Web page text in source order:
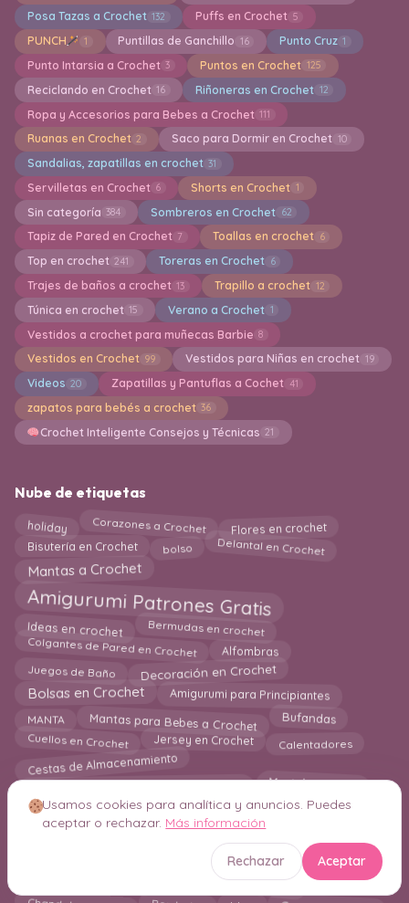
Posa Tazas a Crochet 132 Puffs en Crochet 5
PUNCH 1 Puntillas de Ganchillo 16 Punto Cruz 1
Punto Intarsia a Crochet 3 Puntos en Crochet 125
Reciclando en Crochet 16 Riñoneras en Crochet 12
Ropa y Accesorios para Bebes a Crochet 111
Ruanas en Crochet 2 Saco para Dormir en Crochet 10
Sandalias, zapatillas en crochet 31
Servilletas en Crochet 6 Shorts en Crochet 1
Sin categoría 384 Sombreros en Crochet 62
Tapiz de Pared en Crochet 7 Toallas en crochet 6
Top en crochet 241 Toreras en Crochet 6
Trajes de baños a crochet 13 Trapillo a crochet 12
Túnica en crochet 15 Verano a Crochet 1
Vestidos a crochet para muñecas Barbie 8
Vestidos en Crochet 99 Vestidos para Niñas en crochet 19
Videos 20 Zapatillas y Pantuflas a Cochet 41
zapatos para bebés a crochet 36
Crochet Inteligente Consejos y Técnicas 21
Nube de etiquetas
holiday Corazones a Crochet Flores en crochet
Bisutería en Crochet bolso Delantal en Crochet
Mantas a Crochet
Amigurumi Patrones Gratis
Ideas en crochet Bermudas en crochet
Colgantes de Pared en Crochet Alfombras
Juegos de Baño Decoración en Crochet
Bolsas en Crochet Amigurumi para Principiantes
MANTA Mantas para Bebes a Crochet Bufandas
Cuellos en Crochet Jersey en Crochet Calentadores
Cestas de Almacenamiento
Free Patterns Amigurumi Mantel a crochet
Amigurumi Juguetes para Bebes Individuales en crochet
Crochet para Principantes Mantas de Apego
Los Mejores 25 Patrones
Guía para Principiantes
Usamos cookies para analítica y anuncios. Puedes
aceptar o rechazar. Más información
Rechazar Aceptar